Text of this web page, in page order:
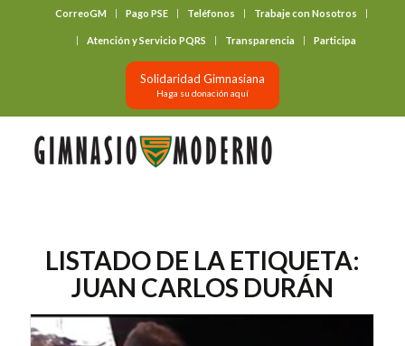
CorreoGM Pago PSE Teléfonos Trabaje con Nosotros
Atención y Servicio PQRS Transparencia Participa
Solidaridad Gimnasiana
Haga su donación aquí
LISTADO DE LA ETIQUETA:
JUAN CARLOS DURÁN